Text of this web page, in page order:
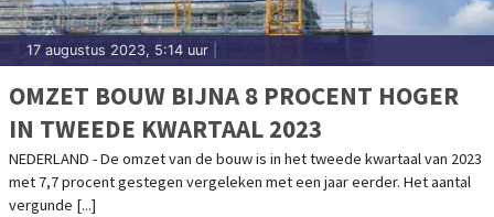
17 augustus 2023, 5:14 uur
OMZET BOUW BIJNA 8 PROCENT HOGER
IN TWEEDE KWARTAAL 2023
NEDERLAND - De omzet van de bouw is in het tweede kwartaal van 2023
met 7,7 procent gestegen vergeleken met een jaar eerder. Het aantal
vergunde [...]